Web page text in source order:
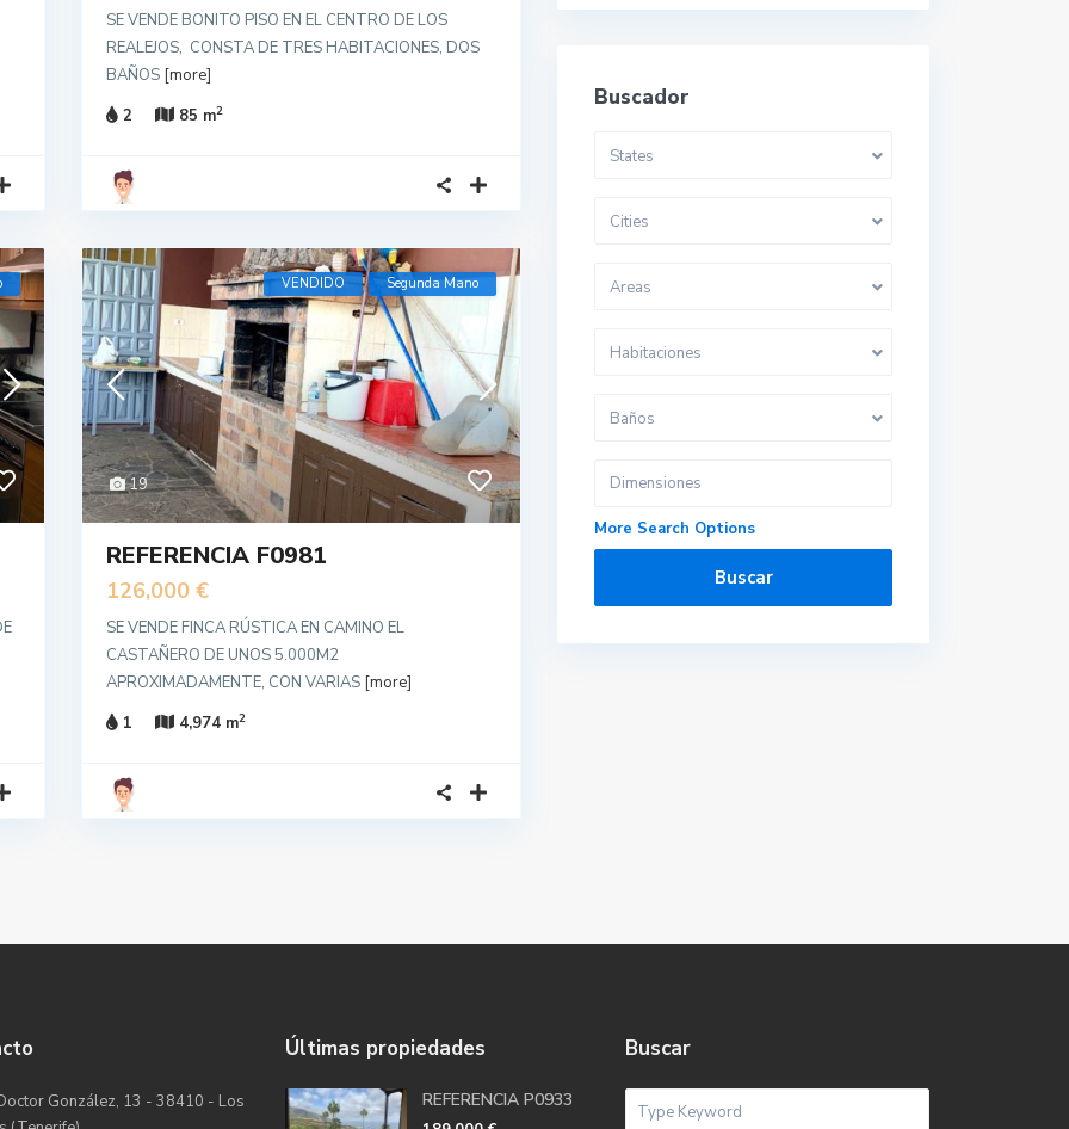
SE VENDE BONITO PISO EN EL CENTRO DE LOS
REALEJOS, CONSTA DE TRES HABITACIONES, DOS
BAÑOS [more]
2
85 m2
19
VENDIDO Segunda Mano
REFERENCIA F0981
126,000 €
SE VENDE FINCA RÚSTICA EN CAMINO EL
CASTAÑERO DE UNOS 5.000M2
APROXIMADAMENTE, CON VARIAS [more]
1
4,974 m2
Buscador
States
Cities
Areas
Habitaciones
Baños
More Search Options
Buscar
González, 13 - 38410 - Los
Últimas propiedades
REFERENCIA P0933
Buscar